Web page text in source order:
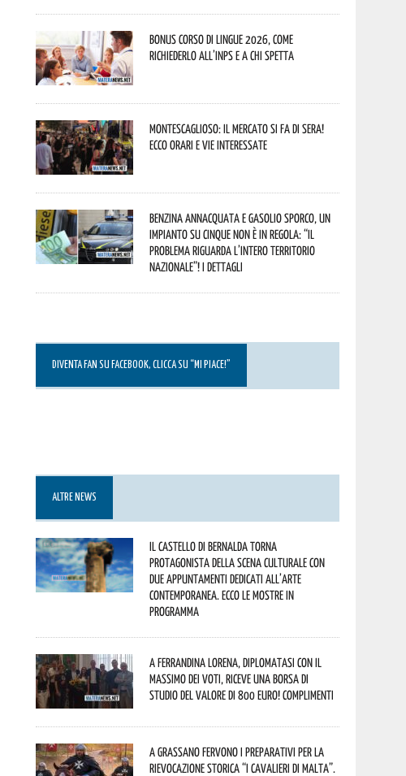
Bonus corso di lingue 2026, come
richiederlo all’INPS e a chi spetta
Montescaglioso: il mercato si fa di sera!
Ecco orari e vie interessate
Benzina annacquata e gasolio sporco, un
impianto su cinque non è in regola: “il
problema riguarda l’intero territorio
Nazionale”! I dettagli
DIVENTA FAN SU FACEBOOK, CLICCA SU “MI PIACE!”
ALTRE NEWS
Il Castello di Bernalda torna
protagonista della scena culturale con
due appuntamenti dedicati all’arte
contemporanea. Ecco le mostre in
programma
A Ferrandina Lorena, diplomatasi con il
massimo dei voti, riceve una borsa di
studio del valore di 800 euro! Complimenti
A Grassano fervono i preparativi per la
Rievocazione Storica “I CAVALIERI DI MALTA”.